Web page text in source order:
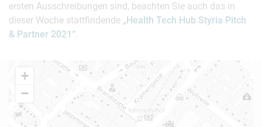
ersten Ausschreibungen sind, beachten Sie auch das in
dieser Woche stattfindende „Health Tech Hub Styria Pitch
& Partner 2021“.
+
−